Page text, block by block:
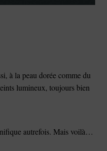
à la peau dorée comme du
lumineux, toujours bien
autrefois. Mais voilà…